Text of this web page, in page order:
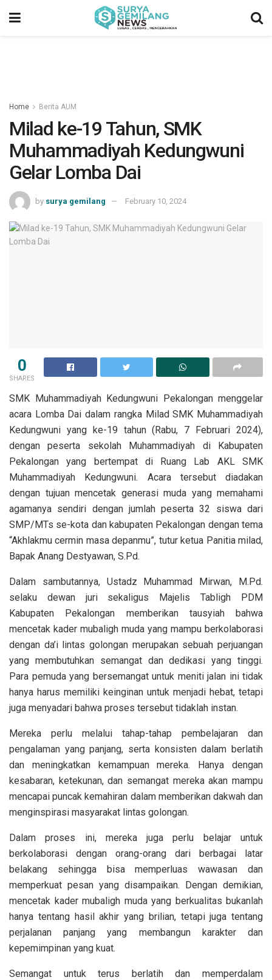
Home Berita AUM
Milad ke-19 Tahun, SMK
Muhammadiyah Kedungwuni
Gelar Lomba Dai
by surya gemilang February 10, 2024
0
SHARES
SMK Muhammadiyah Kedungwuni Pekalongan menggelar
acara Lomba Dai dalam rangka Milad SMK Muhammadiyah
Kedungwuni yang ke-19 tahun (Rabu, 7 Februari 2024),
dengan peserta sekolah Muhammadiyah di Kabupaten
Pekalongan yang bertempat di Ruang Lab AKL SMK
Muhammadiyah Kedungwuni. Acara tersebut diadakan
dengan tujuan mencetak generasi muda yang memahami
agamanya sendiri dengan jumlah peserta 32 siswa dari
SMP/MTs se-kota dan kabupaten Pekalongan dengan tema
“Akhlakmu cermin masa depanmu”, tutur ketua Panitia milad,
Bapak Anang Destyawan, S.Pd.
Dalam sambutannya, Ustadz Muhammad Mirwan, M.Pd.
selaku dewan juri sekaligus Majelis Tabligh PDM
Kabupaten Pekalongan memberikan tausyiah bahwa
mencetak kader mubaligh muda yang mampu berkolaborasi
dengan da’i lintas golongan merupakan sebuah perjuangan
yang membutuhkan semangat dan dedikasi yang tinggi.
Para pemuda yang bersemangat untuk meniti jalan ini tidak
hanya harus memiliki keinginan untuk menjadi hebat, tetapi
juga menyadari bahwa proses tersebut tidaklah instan.
Mereka perlu melalui tahap-tahap pembelajaran dan
pengalaman yang panjang, serta konsisten dalam berlatih
dan meningkatkan kemampuan mereka. Hanya dengan
kesabaran, ketekunan, dan semangat mereka akan mampu
mencapai puncak kemahiran dalam memberikan dakwah dan
menginspirasi masyarakat lintas golongan.
Dalam proses ini, mereka juga perlu belajar untuk
berkolaborasi dengan orang-orang dari berbagai latar
belakang sehingga bisa memperluas wawasan dan
memperkuat pesan yang disampaikan. Dengan demikian,
mencetak kader mubaligh muda yang berkualitas bukanlah
hanya tentang hasil akhir yang brilian, tetapi juga tentang
perjalanan panjang yang membangun karakter dan
kepemimpinan yang kuat.
Semangat untuk terus berlatih dan memperdalam